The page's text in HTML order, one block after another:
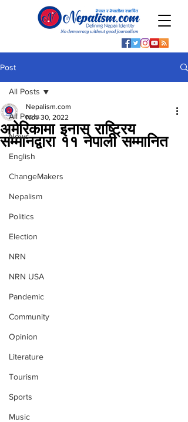
Post
All Posts
News
English
ChangeMakers
Nepalism
Politics
Election
NRN
NRN USA
Pandemic
Community
Opinion
Literature
Tourism
Sports
Music
All Posts
अमेरिकामा इनास राष्ट्रिय
सम्मानद्वारा ११ नेपाली सम्मानित
Nepalism.com
Nov 30, 2022